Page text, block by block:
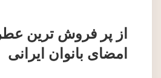
از پر فروش ترین عطر
امضای بانوان ایرانی